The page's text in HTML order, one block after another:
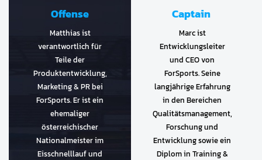
Offense
Matthias ist
verantwortlich für
Teile der
Produktentwicklung,
Marketing & PR bei
ForSports. Er ist ein
ehemaliger
österreichischer
Nationalmeister im
Eisschnelllauf und
Captain
Marc ist
Entwicklungsleiter
und CEO von
ForSports. Seine
langjährige Erfahrung
in den Bereichen
Qualitätsmanagement,
Forschung und
Entwicklung sowie ein
Diplom in Training &